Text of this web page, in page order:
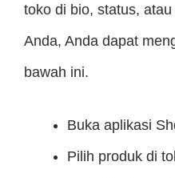
toko di bio, status,
Anda, Anda dapat
bawah ini.
Buka aplikasi
Pilih produk di